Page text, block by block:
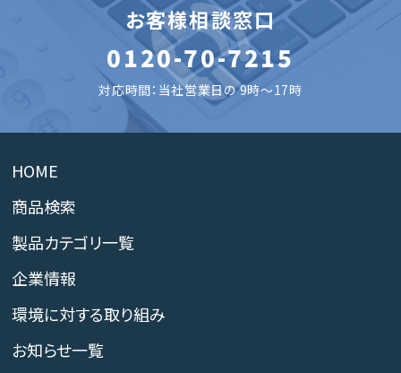
お客様相談窓口
0120-70-7215
対応時間：当社営業日の 9時～17時
HOME
商品検索
製品カテゴリ一覧
企業情報
環境に対する取り組み
お知らせ一覧